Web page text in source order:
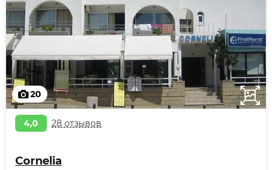
20
4,0 28 отзывов
Cornelia